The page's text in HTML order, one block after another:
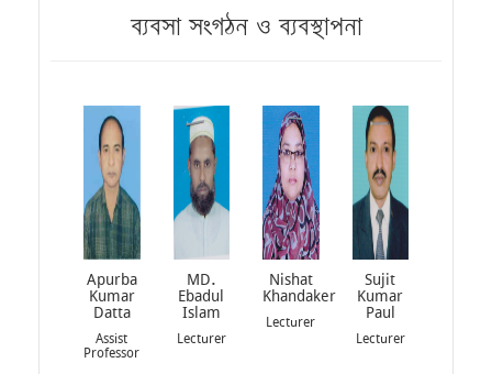
ব্যবসা সংগঠন ও ব্যবস্থাপনা
Apurba
Kumar
Datta
Assist
Professor
MD.
Ebadul
Islam
Lecturer
Nishat
Khandaker
Lecturer
Sujit
Kumar
Paul
Lecturer